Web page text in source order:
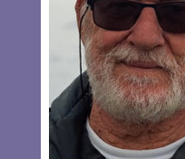
toate cele prin care am
JUN 25, 2026